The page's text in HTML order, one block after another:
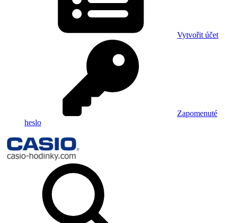
Vytvořit účet
Zapomenuté
heslo